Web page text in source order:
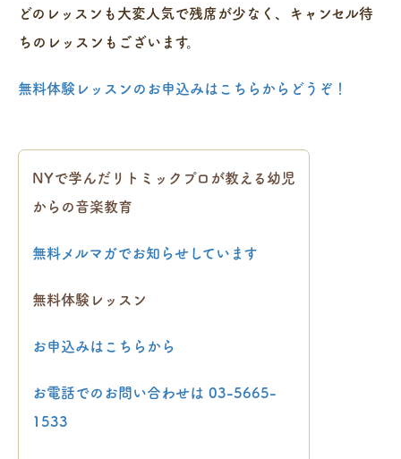
どのレッスンも大変人気で残席が少なく、キャンセル待
ちのレッスンもございます。
無料体験レッスンのお申込みはこちらからどうぞ！
NYで学んだリトミックプロが教える幼児
からの音楽教育
無料メルマガでお知らせしています
無料体験レッスン
お申込みはこちらから
お電話でのお問い合わせは 03-5665-
1533